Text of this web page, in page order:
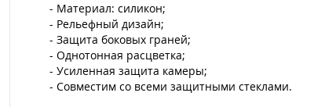
- Материал: силикон;
- Рельефный дизайн;
- Защита боковых граней;
- Однотонная расцветка;
- Усиленная защита камеры;
- Совместим со всеми защитными стеклами.